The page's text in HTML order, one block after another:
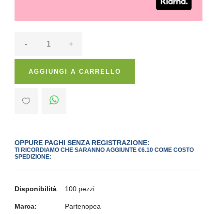
- +
AGGIUNGI A CARRELLO
OPPURE PAGHI SENZA REGISTRAZIONE:
TI RICORDIAMO CHE SARANNO AGGIUNTE €6.10 COME COSTO
SPEDIZIONE:
Disponibilità 100 pezzi
Marca: Partenopea